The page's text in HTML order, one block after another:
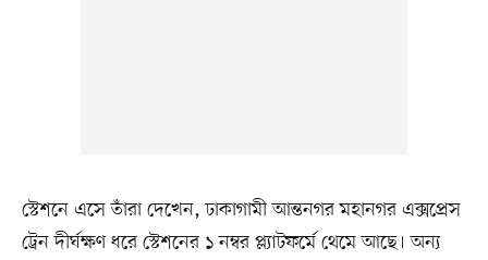
স্টেশনে এসে তাঁরা দেখেন, ঢাকাগামী আন্তনগর মহানগর এক্সপ্রেস
ট্রেন দীর্ঘক্ষণ ধরে স্টেশনের ১ নম্বর প্ল্যাটফর্মে থেমে আছে। অন্য